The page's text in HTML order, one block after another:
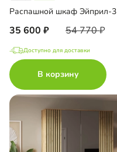
Распашной шкаф Эйприл-3
35 600 54 770
Доступно для доставки
В корзину